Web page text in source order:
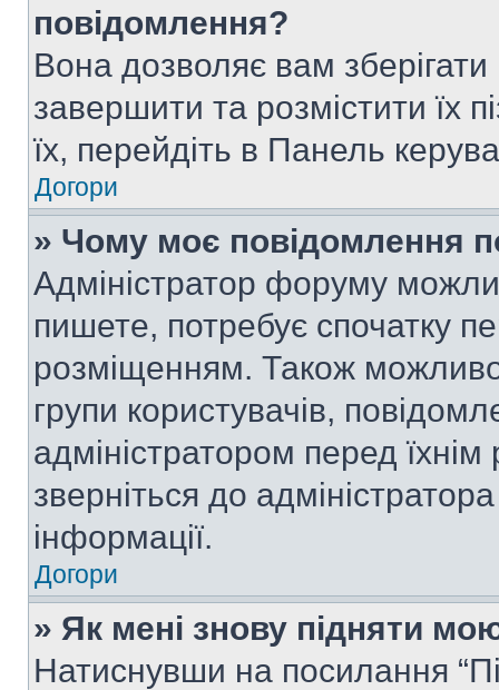
повідомлення?
Вона дозволяє вам
завершити та розмістити їх
їх, перейдіть в Панель
Догори
» Чому моє повідомлення
Адміністратор форуму
пишете, потребує спочатку
розміщенням. Також
групи користувачів,
адміністратором перед
зверніться до
інформації.
Догори
» Як мені знову підняти
Натиснувши на посилання